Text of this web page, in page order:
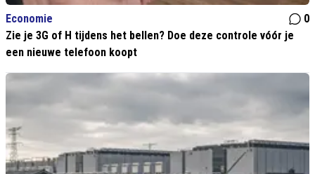
Economie
0
Zie je 3G of H tijdens het bellen? Doe deze controle vóór je
een nieuwe telefoon koopt